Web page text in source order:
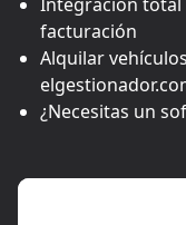
facturación
Alquilar
¿Necesitas un